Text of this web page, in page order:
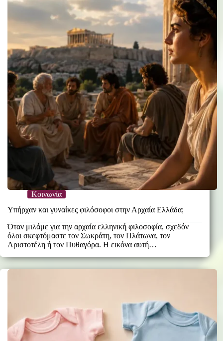
Κοινωνία
Υπήρχαν και γυναίκες φιλόσοφοι στην Αρχαία Ελλάδα;
Όταν μιλάμε για την αρχαία ελληνική φιλοσοφία, σχεδόν
όλοι σκεφτόμαστε τον Σωκράτη, τον Πλάτωνα, τον
Αριστοτέλη ή τον Πυθαγόρα. Η εικόνα αυτή…